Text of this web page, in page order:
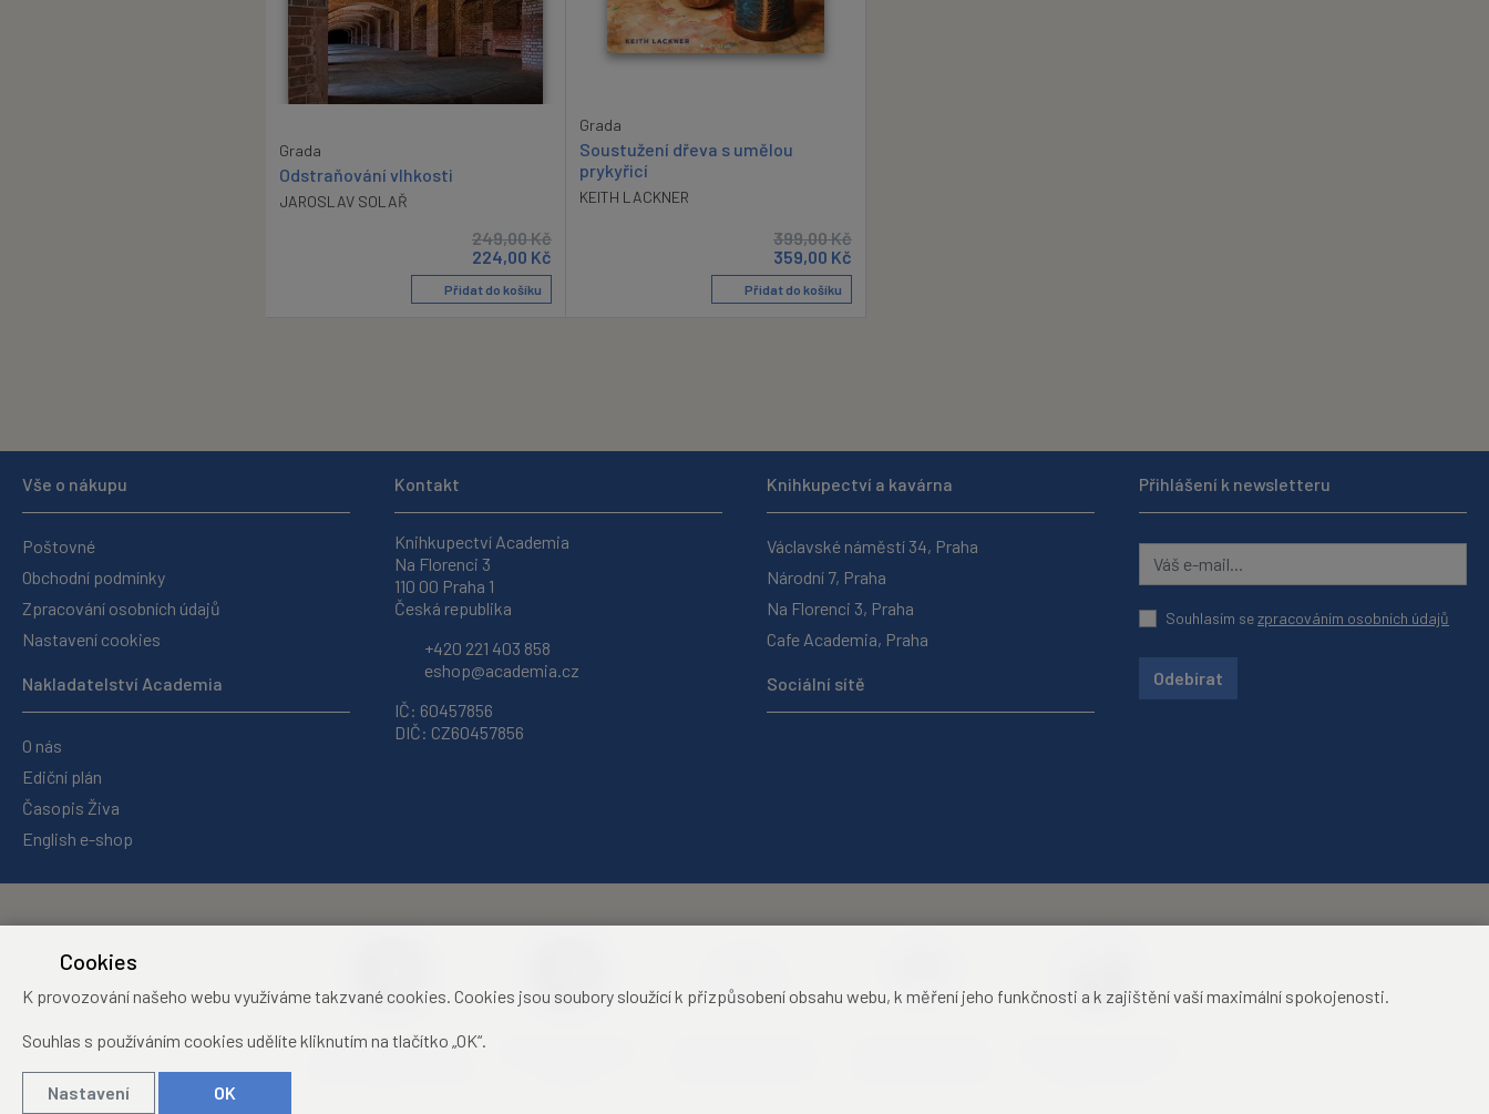
Grada
Odstraňování vlhkosti
JAROSLAV SOLAŘ
249,00Kč
224,00 Kč
Přidat do košíku
Grada
Soustužení dřeva s umělou
prykyřicí
KEITH LACKNER
399,00Kč
359,00 Kč
Přidat do košíku
Vše o nákupu
Poštovné
Obchodní podmínky
Zpracování osobních údajů
Nastavení cookies
Nakladatelství Academia
O nás
Ediční plán
Časopis Živa
English e-shop
Kontakt
Knihkupectví Academia
Na Florenci 3
110 00 Praha 1
Česká republika
+420 221 403 858
eshop@academia.cz
IČ: 60457856
DIČ: CZ60457856
Knihkupectví a kavárna
Václavské náměstí 34, Praha
Národní 7, Praha
Na Florenci 3, Praha
Cafe Academia, Praha
Sociální sítě
Přihlášení k newsletteru
Souhlasím sezpracováním osobních údajů
Odebírat
Středisko společných
Cookies
K provozování našeho webu využíváme takzvané cookies. Cookies jsou soubory sloužící k přizpůsobení obsahu webu, k měření jeho funkčnosti a k zajištění vaší maximální spokojenosti.
Souhlas s používáním cookies udělíte kliknutím na tlačítko „OK“.
Nastavení OK